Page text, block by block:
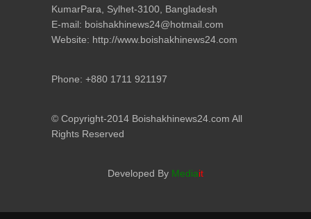
KumarPara, Sylhet-3100, Bangladesh
E-mail: boishakhinews24@hotmail.com
Website: http://www.boishakhinews24.com
Phone: +880 1711 921197
© Copyright-2014 Boishakhinews24.com All
Rights Reserved
Developed By Mediait